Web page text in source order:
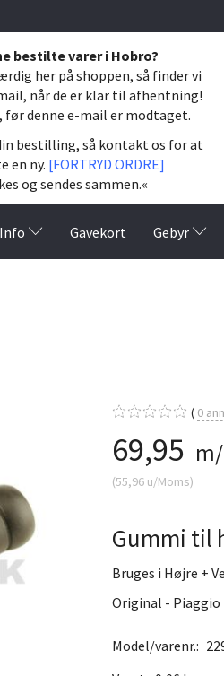
bestilte varer i Hobro?
her på shoppen, så finder vi
når de er klar til afhentning!
før denne e-mail er modtaget.
bestilling, så kontakt os for at
en ny. [FORTRYD ORDRE]
og sendes sammen.«
Gavekort Gebyr
0
69,95
(55,96u/Moms)
Gummi til
Bruges i Højre +
Original - Piaggio
Model/varenr.: